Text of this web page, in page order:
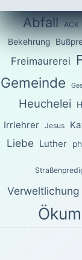
Abfall ACK
Bekehrung
Freimaurerei
Gemeinde
Heuchelei
Irrlehrer Jesus
Liebe Luther
Verweltlichung